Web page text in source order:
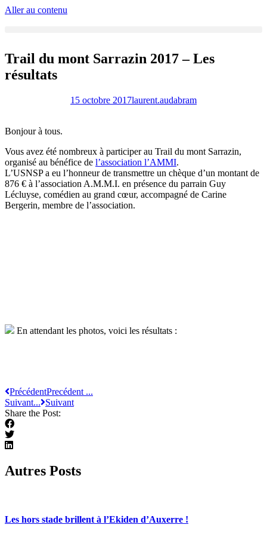
Aller au contenu
Trail du mont Sarrazin 2017 – Les
résultats
15 octobre 2017laurent.audabram
Bonjour à tous.
Vous avez été nombreux à participer au Trail du mont Sarrazin,
organisé au bénéfice de l’association l’AMMI.
L’USNSP a eu l’honneur de transmettre un chèque d’un montant de
876 € à l’association A.M.M.I. en présence du parrain Guy
Lécluyse, comédien au grand cœur, accompagné de Carine
Bergerin, membre de l’association.
En attendant les photos, voici les résultats :
PrécédentPrecédent ...
Suivant... Suivant
Share the Post:
Autres Posts
Les hors stade brillent à l’Ekiden d’Auxerre !